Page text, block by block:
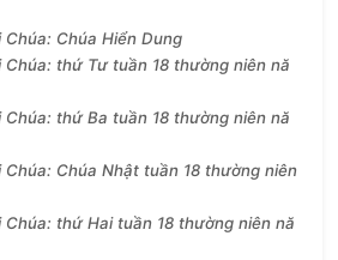
Chúa Hiển Dung
Chúa: thứ Tư tuần 18 thường niên nă
Chúa: thứ Ba tuần 18 thường niên nă
Chúa Nhật tuần 18 thường niên
Chúa: thứ Hai tuần 18 thường niên nă